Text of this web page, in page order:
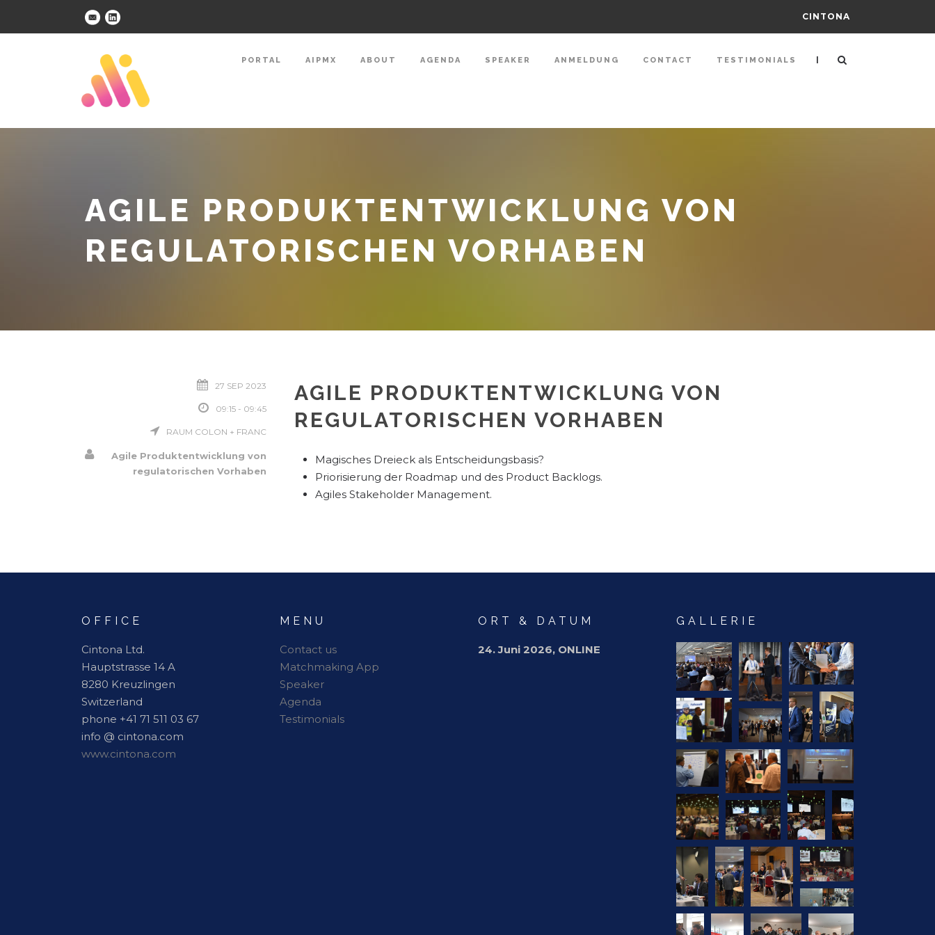
CINTONA
PORTAL AIPMX ABOUT AGENDA SPEAKER ANMELDUNG CONTACT TESTIMONIALS |
AGILE PRODUKTENTWICKLUNG VON
REGULATORISCHEN VORHABEN
27 SEP 2023
09:15 - 09:45
RAUM COLON + FRANC
Agile Produktentwicklung von
regulatorischen Vorhaben
AGILE PRODUKTENTWICKLUNG VON
REGULATORISCHEN VORHABEN
Magisches Dreieck als Entscheidungsbasis?
Priorisierung der Roadmap und des Product Backlogs.
Agiles Stakeholder Management.
OFFICE
Cintona Ltd.
Hauptstrasse 14 A
8280 Kreuzlingen
Switzerland
phone +41 71 511 03 67
info @ cintona.com
www.cintona.com
MENU
Contact us
Matchmaking App
Speaker
Agenda
Testimonials
ORT & DATUM
24. Juni 2026, ONLINE
GALLERIE